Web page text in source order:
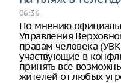
06:36
По мнению
Управления
правам человека
участвующие в
принять все
жителей от любых